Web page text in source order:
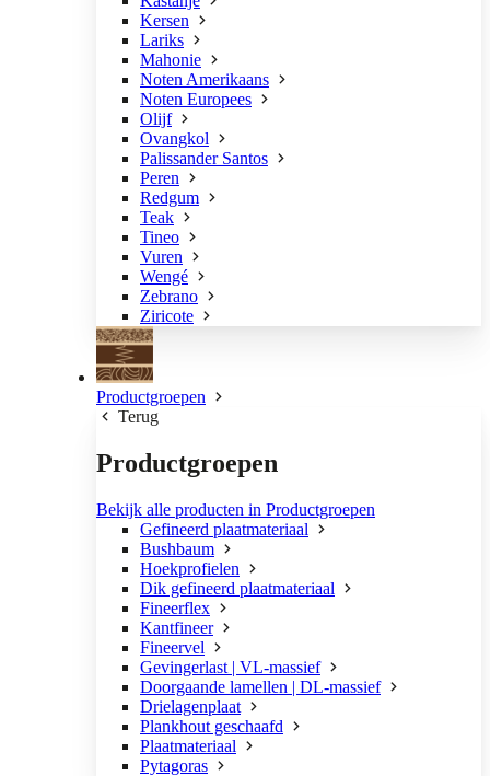
Kersen
Lariks
Mahonie
Noten Amerikaans
Noten Europees
Olijf
Ovangkol
Palissander Santos
Peren
Redgum
Teak
Tineo
Vuren
Wengé
Zebrano
Ziricote
Productgroepen
Terug
Productgroepen
Bekijk alle producten in Productgroepen
Gefineerd plaatmateriaal
Bushbaum
Hoekprofielen
Dik gefineerd plaatmateriaal
Fineerflex
Kantfineer
Fineervel
Gevingerlast | VL-massief
Doorgaande lamellen | DL-massief
Drielagenplaat
Plankhout geschaafd
Plaatmateriaal
Pytagoras